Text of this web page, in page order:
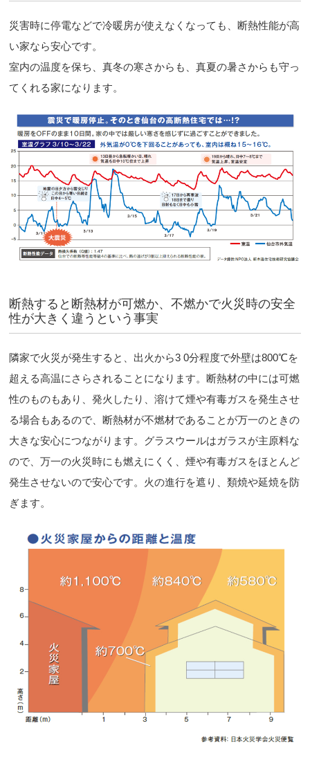
災害時に停電などで冷暖房が使えなくなっても、断熱性能が高
い家なら安心です。
室内の温度を保ち、真冬の寒さからも、真夏の暑さからも守っ
てくれる家になります。
断熱すると断熱材が可燃か、不燃かで火災時の安全
性が大きく違うという事実
隣家で火災が発生すると、出火から3 0分程度で外壁は800℃を
超える高温にさらされることになります。断熱材の中には可燃
性のものもあり、発火したり、溶けて煙や有毒ガスを発生させ
る場合もあるので、断熱材が不燃材であることが万一のときの
大きな安心につながります。グラスウールはガラスが主原料な
ので、万一の火災時にも燃えにくく、煙や有毒ガスをほとんど
発生させないので安心です。火の進行を遮り、類焼や延焼を防
ぎます。